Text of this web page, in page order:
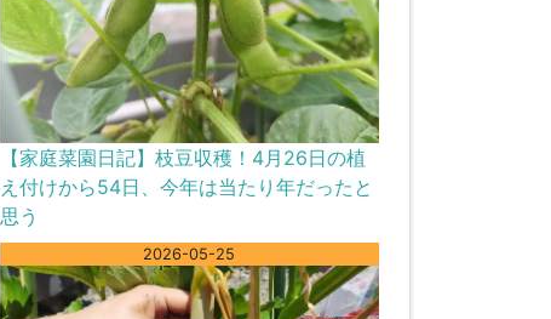
【家庭菜園日記】枝豆収穫！4月26日の植
え付けから54日、今年は当たり年だったと
思う
2026-05-25